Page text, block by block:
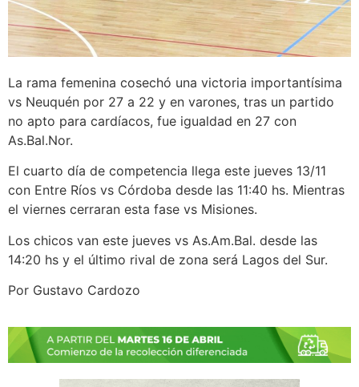
La rama femenina cosechó una victoria importantísima
vs Neuquén por 27 a 22 y en varones, tras un partido
no apto para cardíacos, fue igualdad en 27 con
As.Bal.Nor.
El cuarto día de competencia llega este jueves 13/11
con Entre Ríos vs Córdoba desde las 11:40 hs. Mientras
el viernes cerraran esta fase vs Misiones.
Los chicos van este jueves vs As.Am.Bal. desde las
14:20 hs y el último rival de zona será Lagos del Sur.
Por Gustavo Cardozo